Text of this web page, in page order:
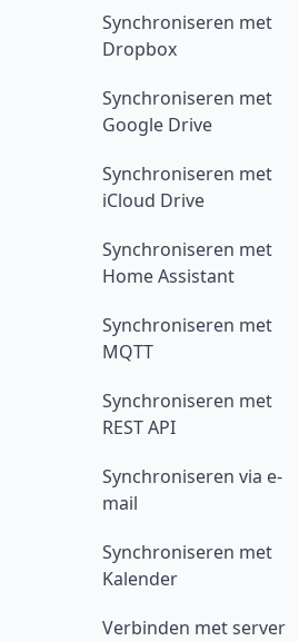
Synchroniseren met
Dropbox
Synchroniseren met
Google Drive
Synchroniseren met
iCloud Drive
Synchroniseren met
Home Assistant
Synchroniseren met
MQTT
Synchroniseren met
REST API
Synchroniseren via e-
mail
Synchroniseren met
Kalender
Verbinden met server